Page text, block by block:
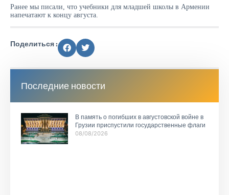
Ранее мы писали, что учебники для младшей школы в Армении
напечатают к концу августа.
Поделиться :
Последние новости
В память о погибших в августовской войне в
Грузии приспустили государственные флаги
08/08/2026